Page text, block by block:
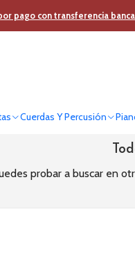
Cuerdas Y Percusión
pago con transferenciaInicio
probar a buscar en